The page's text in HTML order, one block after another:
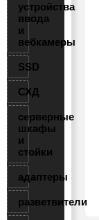
устройства
ввода
и
вебкамеры
SSD
СХД
серверные
шкафы
и
стойки
адаптеры
разветвители
Процессор
Intel Core i5-
698,18руб.